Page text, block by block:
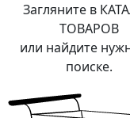
Загляните в
ТОВАРОВ
или найдите
поиске.